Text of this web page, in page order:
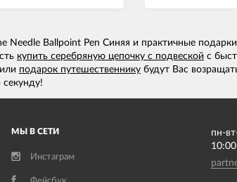
Needle Ballpoint Pen Синяя и практичные
купить серебряную цепочку с подвеской с
или подарок путешественнику будут Вас
МЫ В СЕТИ
Инстаграм
пн-